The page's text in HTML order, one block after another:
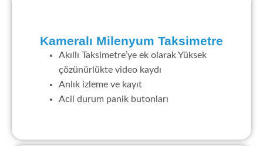
Kameralı Milenyum Taksimetre
Akıllı Taksimetre’ye ek olarak Yüksek
çözünürlükte video kaydı
Anlık izleme ve kayıt
Acil durum panik butonları